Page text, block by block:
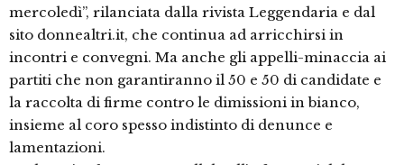
mercoledì”, rilanciata dalla rivista Leggendaria e dal
sito donnealtri.it, che continua ad arricchirsi in
incontri e convegni. Ma anche gli appelli-minaccia ai
partiti che non garantiranno il 50 e 50 di candidate e
la raccolta di firme contro le dimissioni in bianco,
insieme al coro spesso indistinto di denunce e
lamentazioni.